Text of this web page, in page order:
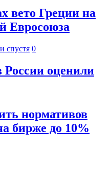
вето Греции на
Евросоюза
спустя 0
России оценили
нормативов
бирже до 10%